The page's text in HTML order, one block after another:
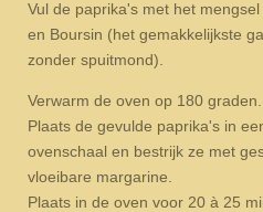
Vul de paprika's met het
en Boursin (het gemakkelijkste
zonder spuitmond).
Verwarm de oven op 180 graden.
Plaats de gevulde paprika's in
ovenschaal en bestrijk ze met
vloeibare margarine.
Plaats in de oven voor 20 à 25